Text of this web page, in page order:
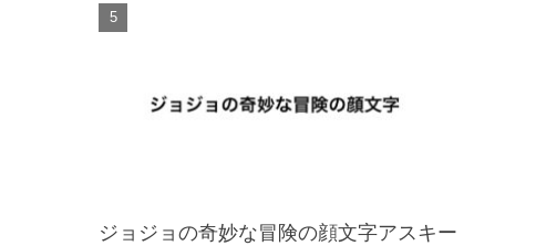
ジョジョの奇妙な冒険の顔文字アスキー